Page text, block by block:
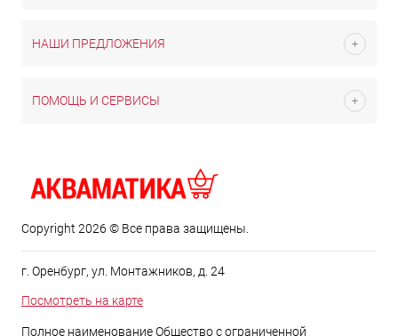
НАШИ ПРЕДЛОЖЕНИЯ
ПОМОЩЬ И СЕРВИСЫ
Copyright 2026 © Все права защищены.
г. Оренбург, ул. Монтажников, д. 24
Посмотреть на карте
Полное наименование Общество с ограниченной